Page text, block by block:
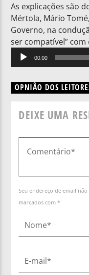
As explicações são
Mértola, Mário
Governo, na
ser compatível”
Reprodutor
de
00:00
OPNIÃO DOS
DEIXE UMA
Seu endereço de email
marcados com *